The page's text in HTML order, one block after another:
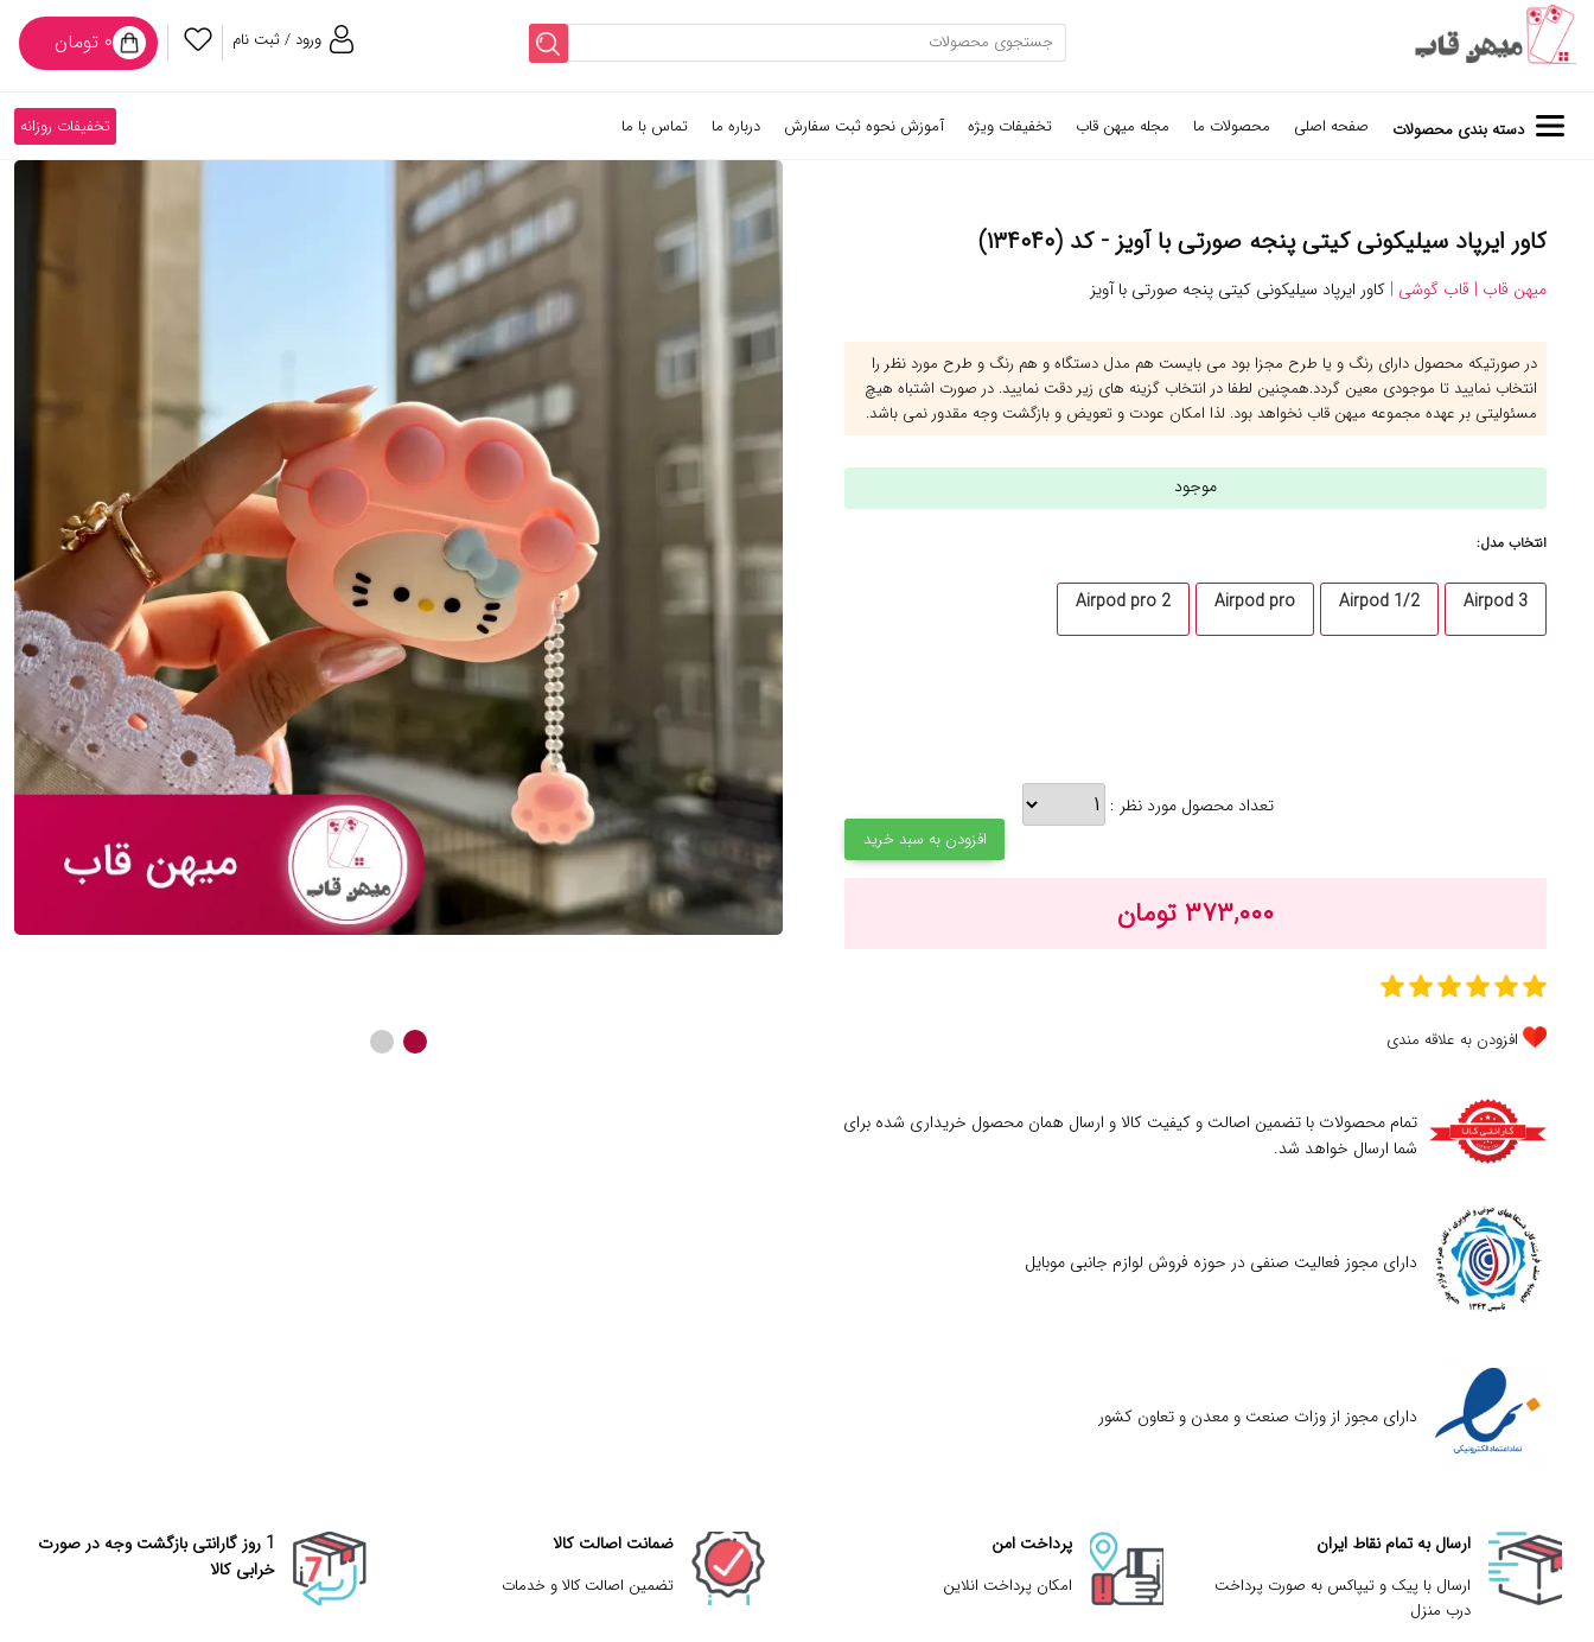
ورود / ثبت نام ۰ تومان
دسته بندی محصولات صفحه اصلی محصولات ما مجله میهن قاب تخفیفات ویژه آموزش نحوه ثبت سفارش درباره ما تماس با ما تخفیفات روزانه
کاور ایرپاد سیلیکونی کیتی پنجه صورتی با آویز - کد (۱۳۴۰۴۰)
میهن قاب | قاب گوشی | کاور ایرپاد سیلیکونی کیتی پنجه صورتی با آویز
در صورتیکه محصول دارای رنگ و یا طرح مجزا بود می بایست هم مدل دستگاه و هم رنگ و طرح مورد نظر را
انتخاب نمایید تا موجودی معین گردد.همچنین لطفا در انتخاب گزینه های زیر دقت نمایید. در صورت اشتباه هیچ
مسئولیتی بر عهده مجموعه میهن قاب نخواهد بود. لذا امکان عودت و تعویض و بازگشت وجه مقدور نمی باشد.
موجود
انتخاب مدل:
Airpod 3
Airpod 1/2
Airpod pro
Airpod pro 2
تعداد محصول مورد نظر :
افزودن به سبد خرید
۳۷۳,۰۰۰ تومان
افزودن به علاقه مندی
تمام محصولات با تضمین اصالت و کیفیت کالا و ارسال همان محصول خریداری شده برای
شما ارسال خواهد شد.
دارای مجوز فعالیت صنفی در حوزه فروش لوازم جانبی موبایل
دارای مجوز از وزات صنعت و معدن و تعاون کشور
ارسال به تمام نقاط ایران
ارسال با پیک و تیپاکس به صورت پرداخت
درب منزل
پرداخت امن
امکان پرداخت انلاین
ضمانت اصالت کالا
تضمین اصالت کالا و خدمات
1 روز گارانتی بازگشت وجه در صورت
خرابی کالا